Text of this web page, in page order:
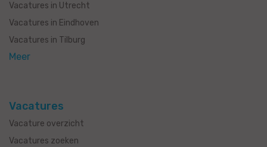
Vacatures in Utrecht
Vacatures in Eindhoven
Vacatures in Tilburg
Meer
Vacatures
Vacature overzicht
Vacatures zoeken